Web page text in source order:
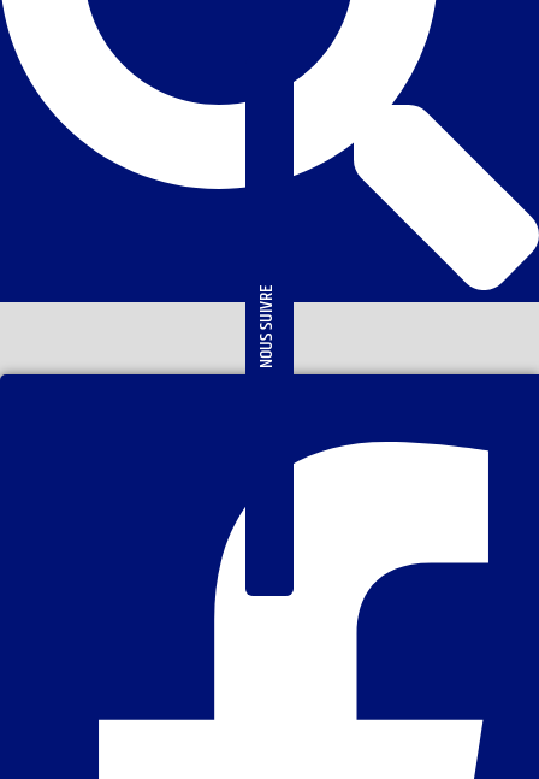
NOUS SUIVRE